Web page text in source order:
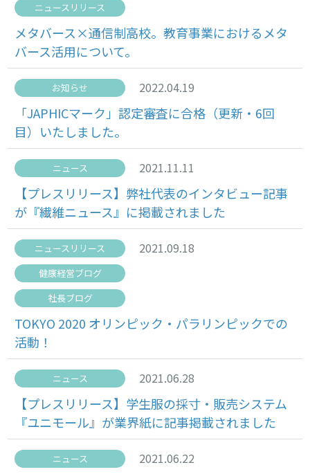
ニュースリリース
メタバース×通信制高校。教育事業におけるメタ
バース活用について。
お知らせ 2022.04.19
「JAPHICマーク」認定審査に合格（更新・6回
目）いたしました。
ニュース 2021.11.11
【プレスリリース】弊社代表のインタビュー記事
が『繊維ニュース』に掲載されました
ニュースリリース
健康経営ブログ
社長ブログ
2021.09.18
TOKYO 2020 オリンピック・パラリンピックでの
活動！
ニュース 2021.06.28
【プレスリリース】学生服の採寸・販売システム
『ユニモール』が業界紙に記事掲載されました
ニュース 2021.06.22